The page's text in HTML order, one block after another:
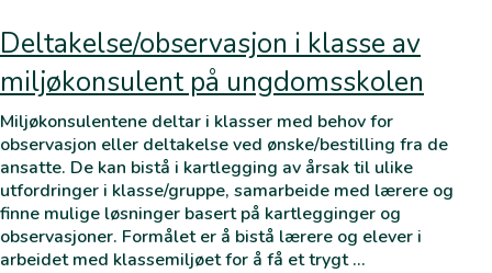
Deltakelse/observasjon i klasse av
miljøkonsulent på ungdomsskolen
Miljøkonsulentene deltar i klasser med behov for
observasjon eller deltakelse ved ønske/bestilling fra de
ansatte. De kan bistå i kartlegging av årsak til ulike
utfordringer i klasse/gruppe, samarbeide med lærere og
finne mulige løsninger basert på kartlegginger og
observasjoner. Formålet er å bistå lærere og elever i
arbeidet med klassemiljøet for å få et trygt …